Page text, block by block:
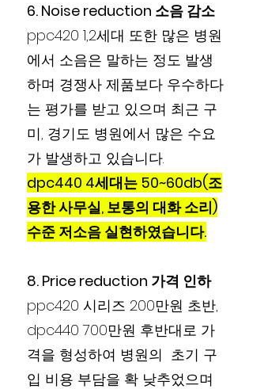
6. Noise reduction 소음 감소
ppc420 1,2세대 또한 많은 병원
에서 소음은 말하는 정도 발생
하며 경쟁사 제품보다 우수하다
는 평가를 받고 있으며 최근 구
미, 경기도 병원에서 많은 수요
가 발생하고 있습니다.
dpc440 4세대는 50~60db(조
용한 사무실, 보통의 대화 소리)
수준 저소음 실현하였습니다.
8. Price reduction 가격 인하
ppc420 시리즈 200만원 초반,
dpc440 700만원 후반대로 가
격을 형성하여 병원의 초기 구
입 비용 부담을 확 낮추었으며